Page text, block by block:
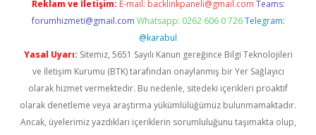
Reklam ve İletişim: E-mail: backlinkpaneli@gmail.com Teams:
forumhizmeti@gmail.com Whatsapp: 0262 606 0 726 Telegram:
@karabul
Yasal Uyarı: Sitemiz, 5651 Sayılı Kanun gereğince Bilgi Teknolojileri
ve İletişim Kurumu (BTK) tarafından onaylanmış bir Yer Sağlayıcı
olarak hizmet vermektedir. Bu nedenle, sitedeki içerikleri proaktif
olarak denetleme veya araştırma yükümlülüğümüz bulunmamaktadır.
Ancak, üyelerimiz yazdıkları içeriklerin sorumluluğunu taşımakta olup,